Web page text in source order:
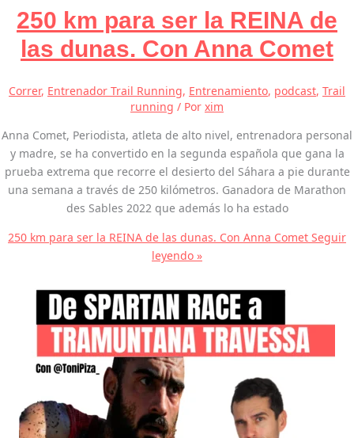
250 km para ser la REINA de
las dunas. Con Anna Comet
Correr, Entrenador Trail Running, Entrenamiento, podcast, Trail
running / Por xim
Anna Comet, Periodista, atleta de alto nivel, entrenadora personal
y madre, se ha convertido en la segunda española que gana la
prueba extrema que recorre el desierto del Sáhara a pie durante
una semana a través de 250 kilómetros. Ganadora de Marathon
des Sables 2022 que además lo ha estado
250 km para ser la REINA de las dunas. Con Anna Comet Seguir
leyendo »